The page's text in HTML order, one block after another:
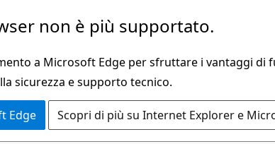
non è più supportato.
a Microsoft Edge per sfruttare i vantaggi di
sicurezza e supporto tecnico.
Edge Scopri di più su Internet Explorer e